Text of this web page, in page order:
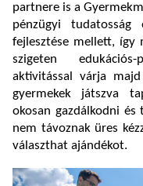
partnere is a
pénzügyi
fejlesztése mellett, így
szigeten
aktivitással várja
gyermekek játszva
okosan gazdálkodni és
nem távoznak üres
választhat ajándékot.